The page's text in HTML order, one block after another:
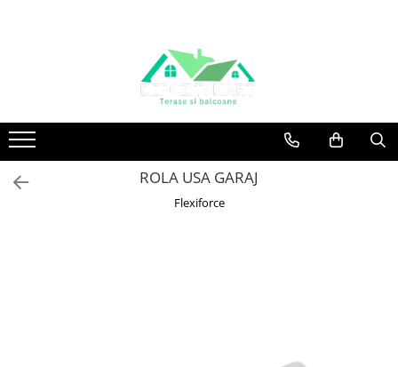
ROLA USA GARAJ
Flexiforce